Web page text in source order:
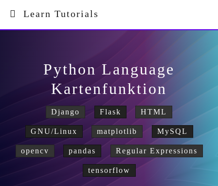
Learn Tutorials
Python Language
Kartenfunktion
Django Flask HTML
GNU/Linux matplotlib MySQL
opencv pandas Regular Expressions
tensorflow